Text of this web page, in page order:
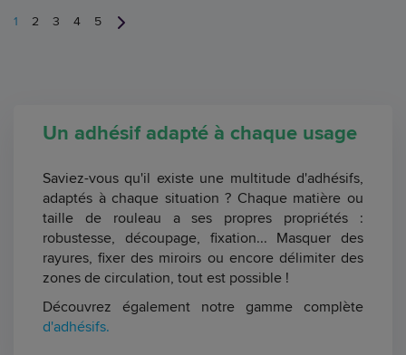
1 2 3 4 5
Un adhésif adapté à chaque usage
Saviez-vous qu'il existe une multitude d'adhésifs,
adaptés à chaque situation ? Chaque matière ou
taille de rouleau a ses propres propriétés :
robustesse, découpage, fixation... Masquer des
rayures, fixer des miroirs ou encore délimiter des
zones de circulation, tout est possible !
Découvrez également notre gamme complète
d'adhésifs.